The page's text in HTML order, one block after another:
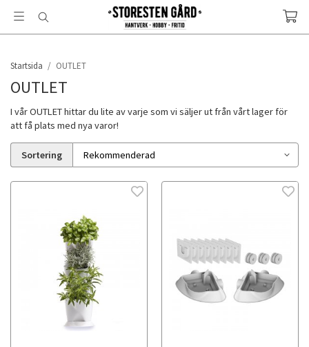
Startsida / OUTLET
OUTLET
I vår OUTLET hittar du lite av varje som vi säljer ut från vårt lager för
att få plats med nya varor!
Sortering